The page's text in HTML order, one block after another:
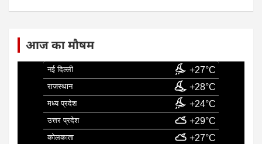
आज का मौषम
नई दिल्ली +27°C
राजस्थान +28°C
मध्य प्रदेश +24°C
उत्तर प्रदेश +29°C
कोलकाता +27°C